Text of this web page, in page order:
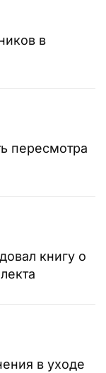
в
пересмотра
книгу о
в уходе